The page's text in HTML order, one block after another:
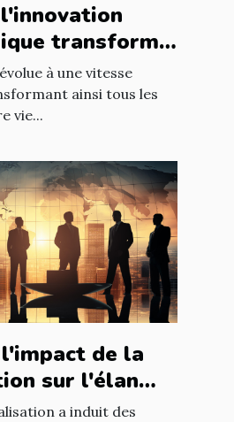
transforme
à l'échelle
à une vitesse
ainsi tous les
vie...
de la
sur l'élan
a induit des